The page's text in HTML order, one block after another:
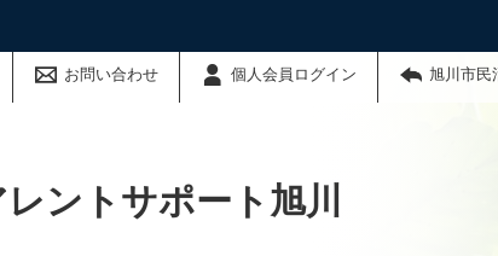
お問い合わせ 個人会員ログイン 旭川市民
ントサポート旭川